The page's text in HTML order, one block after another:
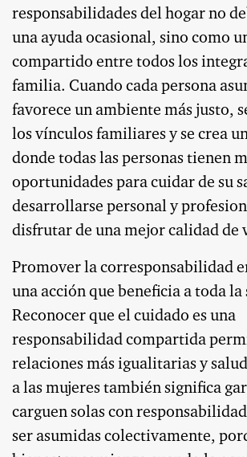
responsabilidades del hogar no
una ayuda ocasional, sino como
compartido entre todos los
familia. Cuando cada persona
favorece un ambiente más justo,
los vínculos familiares y se crea
donde todas las personas tienen
oportunidades para cuidar de su
desarrollarse personal y
disfrutar de una mejor calidad de
Promover la corresponsabilidad
una acción que beneficia a toda la
Reconocer que el cuidado es una
responsabilidad compartida
relaciones más igualitarias y
a las mujeres también significa
carguen solas con
ser asumidas colectivamente,